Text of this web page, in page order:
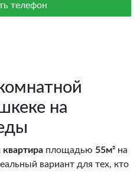
телефон
на
квартира площадью 55м² на
вариант для тех, кто